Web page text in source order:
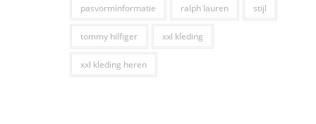
pasvorminformatie ralph lauren stijl
tommy hilfiger xxl kleding
xxl kleding heren